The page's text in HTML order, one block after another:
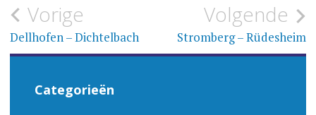
Bericht
navigatie
Vorige
Dellhofen – Dichtelbach
Volgende
Stromberg – Rüdesheim
Categorieën